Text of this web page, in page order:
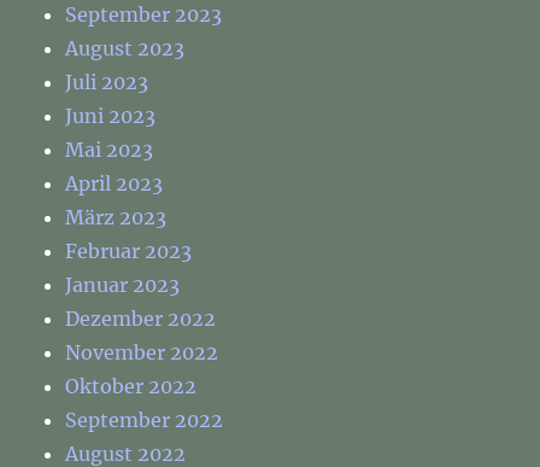
September 2023
August 2023
Juli 2023
Juni 2023
Mai 2023
April 2023
März 2023
Februar 2023
Januar 2023
Dezember 2022
November 2022
Oktober 2022
September 2022
August 2022